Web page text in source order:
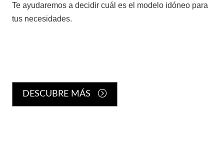
Minitractores
Trituradoras
Te ayudaremos a decidir cuál es el modelo idóneo para
tus necesidades.
DESCUBRE MÁS